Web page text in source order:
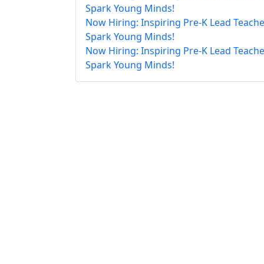
Spark Young Minds!
Now Hiring: Inspiring Pre-K Lead
Spark Young Minds!
Now Hiring: Inspiring Pre-K Lead
Spark Young Minds!